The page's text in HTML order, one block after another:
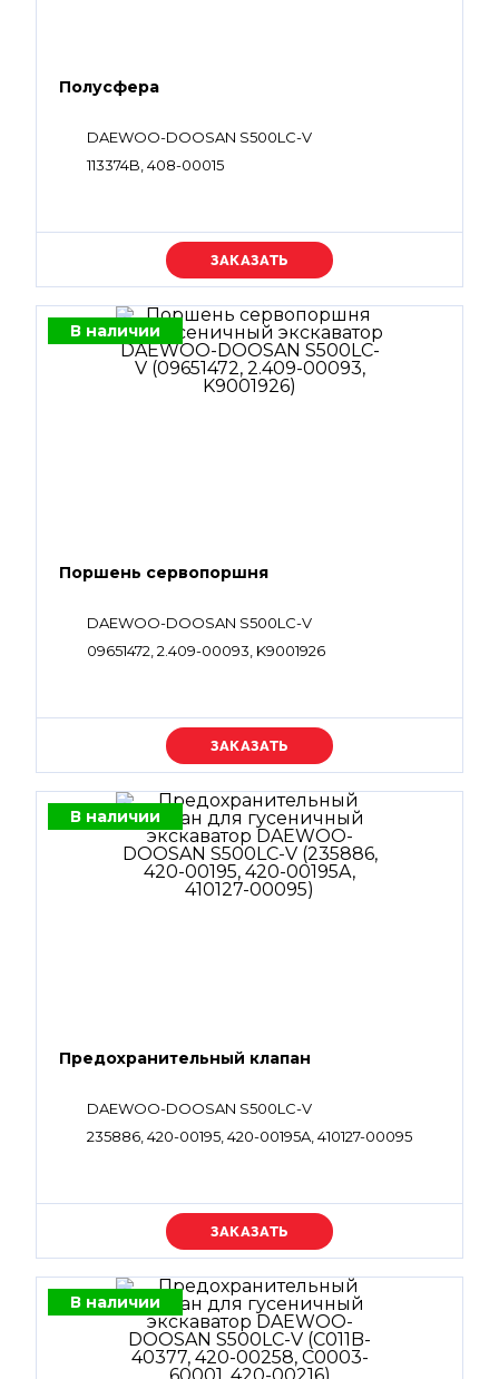
Полусфера
DAEWOO-DOOSAN S500LC-V
113374B, 408-00015
Уточняйте цену
В наличии
Поршень сервопоршня
DAEWOO-DOOSAN S500LC-V
09651472, 2.409-00093, K9001926
Уточняйте цену
В наличии
Предохранительный клапан
DAEWOO-DOOSAN S500LC-V
235886, 420-00195, 420-00195A, 410127-00095
Уточняйте цену
В наличии